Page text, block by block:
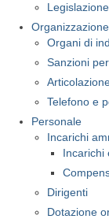
Offerta
E-
CNPI
Regulated
Organizzazione
Organi di
Sanzioni
Telefono e
Personale
Incarichi
Incarichi
Dirigenti
Dotazione